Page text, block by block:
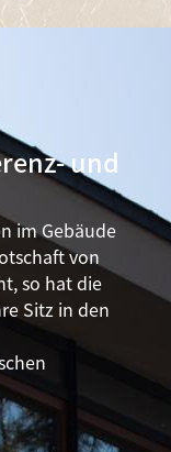
und
im Gebäude
von
so hat die
Sitz in den